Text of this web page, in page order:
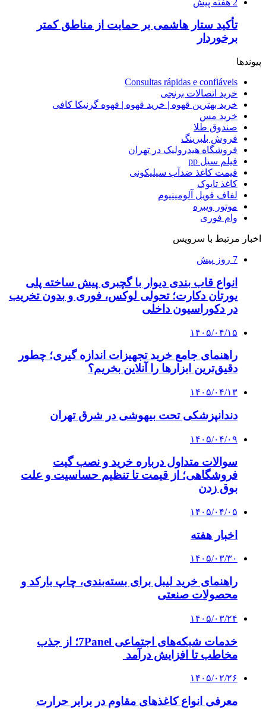
تأکید ستار هاشمی بر حمایت از مناطق کمتر
برخوردار
پیوندها
Consultas rápidas e confiáveis
خرید اتصالات برنجی
خرید بهترین قهوه | خرید قهوه | قهوه گرنیکا کافی
خرید مس
صندوق طلا
فروش بلبرینگ
فروشگاه هیدرولیک در تهران
فیلم سیل pp
قیمت کاغذ ضدآب سیلیکونی
کاغذ تایوک
لفاف فویل آلومینیوم
موتور ویبره
وام فوری
اخبار مرتبط با سرویس
7 روز پیش
انواع قاب بندی دیوار با گچبری پیش ساخته پلی
یورتان دکارت؛ تحولی لوکس، فوری و بدون تخریب
در دکوراسیون داخلی
۱۴۰۵/۰۴/۱۵
راهنمای جامع خرید تجهیزات اندازه گیری؛ چطور
دقیق‌ترین ابزارها را آنلاین بخریم؟
۱۴۰۵/۰۴/۱۳
دندانپزشکی تحت بیهوشی در شرق تهران
۱۴۰۵/۰۴/۰۹
سوالات متداول درباره خرید و نصب گیت
فروشگاهی؛ از قیمت تا تنظیم حساسیت و علت
بوق زدن
۱۴۰۵/۰۴/۰۵
اخبار هفته
۱۴۰۵/۰۳/۳۰
راهنمای خرید لیبل برای بسته‌بندی، چاپ بارکد و
محصولات صنعتی
۱۴۰۵/۰۳/۲۴
خدمات شبکه‌های اجتماعی 7Panel؛ از جذب
مخاطب تا افزایش درآمد
۱۴۰۵/۰۲/۲۶
معرفی انواع کاغذهای مقاوم در برابر حرارت